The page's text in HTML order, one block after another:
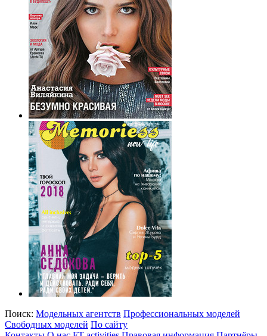
Поиск: Модельных агентств Профессиональных моделей
Свободных моделей По сайту